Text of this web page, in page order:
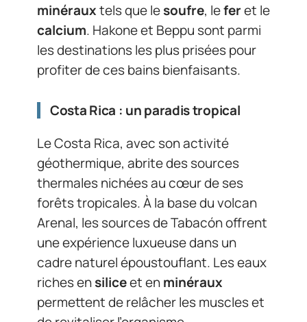
minérauxtels que lesoufre, leferet le
calcium. Hakone et Beppu sont parmi
les destinations les plus prisées pour
profiter de ces bains bienfaisants.
Costa Rica : un paradis tropical
Le Costa Rica, avec son activité
géothermique, abrite des sources
thermales nichées au cœur de ses
forêts tropicales. À la base du volcan
Arenal, les sources de Tabacón offrent
une expérience luxueuse dans un
cadre naturel époustouflant. Les eaux
riches ensiliceet enminéraux
permettent de relâcher les muscles et